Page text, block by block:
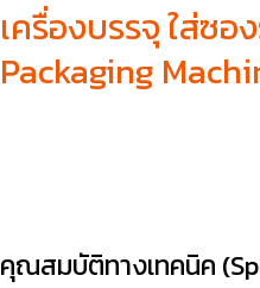
เครื่องบรรจุ ใส่ซ
Packaging
คุณสมบัติทางเทคนิค